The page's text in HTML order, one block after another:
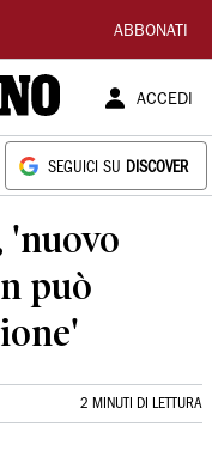
ABBONATI
ACCEDI
SEGUICI SU DISCOVER
'nuovo
può
2 MINUTI DI LETTURA